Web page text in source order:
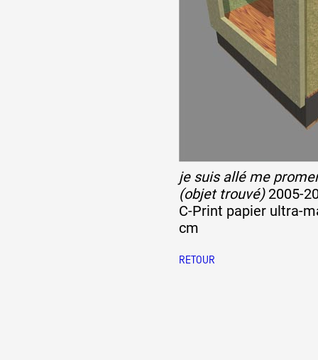
je suis allé me
(objet trouvé)2005-
C-Print papier ultra-
cm
RETOUR